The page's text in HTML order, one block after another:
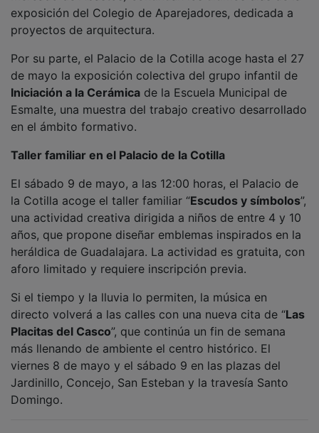
directo volverá a las calles con una nueva cita de “ Las
Placitas del Casco”, que continúa un fin de semana
viernes 8 de mayo y el sábado 9 en las plazas del
Jardinillo, Concejo, San Esteban y la travesía Santo
Domingo.
NOTICIAS RELACIONADAS
Olmos y olmas de la Alcarria